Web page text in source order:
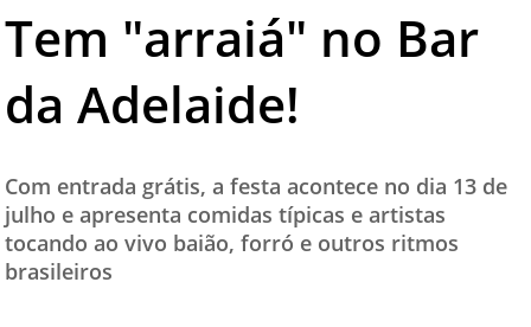
VITRINE
TURISMO SA TV
TESTADO E APROVADO
PARCEIROS
QUEM SOMOS - EQUIPE
CONTATO
Tem "arraiá" no Bar
da Adelaide!
Com entrada grátis, a festa acontece no dia 13 de
julho e apresenta comidas típicas e artistas
tocando ao vivo baião, forró e outros ritmos
brasileiros